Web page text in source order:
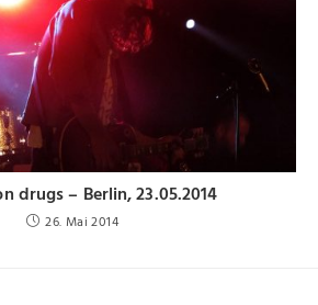
drugs – Berlin, 23.05.2014
26. Mai 2014